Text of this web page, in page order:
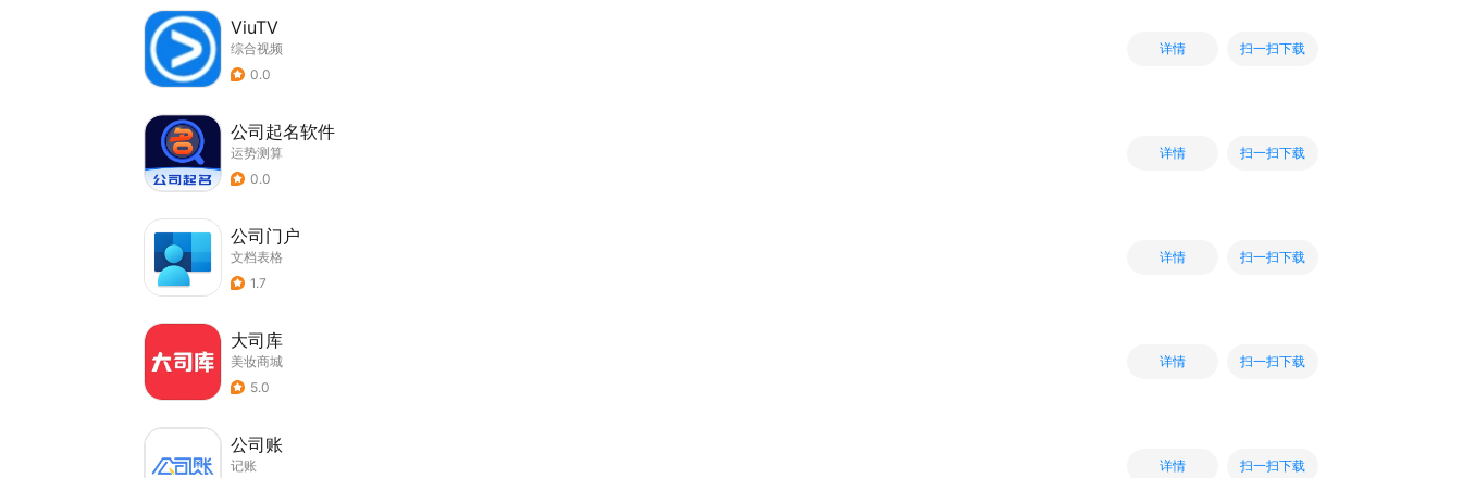
ViuTV
综合视频
0.0
详情 扫一扫下载
公司起名软件
运势测算
0.0
详情 扫一扫下载
公司门户
文档表格
1.7
详情 扫一扫下载
大司库
美妆商城
5.0
详情 扫一扫下载
公司账
记账
详情 扫一扫下载